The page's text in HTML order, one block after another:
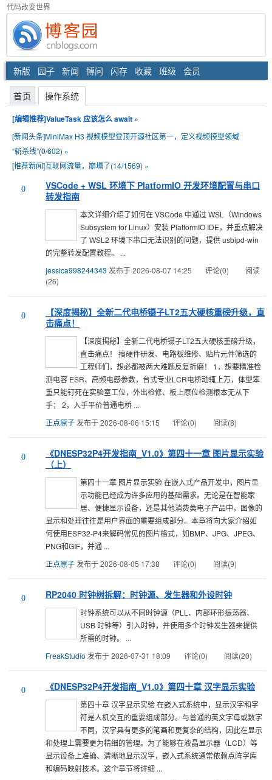
代码改变世界
新版 园子 新闻 博问 闪存 收藏 班级 会员
首页 操作系统
[编辑推荐]ValueTask 应该怎么 await »
[新闻头条]MiniMax H3 视频模型登顶开源社区第一，定义视频模型领域
“斩杀线”(0/602) »
[推荐新闻]互联网流量，崩塌了(14/1569) »
0
VSCode + WSL 环境下 PlatformIO 开发环境配置与串口
转发指南
本文详细介绍了如何在 VSCode 中通过 WSL（Windows
Subsystem for Linux）安装 PlatformIO IDE，并重点解决
了 WSL2 环境下串口无法识别的问题，提供 usbipd-win
的完整转发配置教程。 ...
jessica998244343 发布于 2026-08-07 14:25 评论(0)
阅读
(26)
0
【深度揭秘】全新二代电桥镊子LT2五大硬核重磅升级，直
击痛点！
【深度揭秘】全新二代电桥镊子LT2五大硬核重磅升级，
直击痛点！ 搞硬件研发、电路板维修、贴片元件筛选的
工程师们，想必都被两大难题反复折磨！ 1，想要精准检
测电容 ESR、高频电感参数，台式专业LCR电桥动辄上万，体型笨
重只能钉死在实验室工位，外出检修、板上原位检测根本无从下
手； 2，入手平价普通电桥 ...
正点原子 发布于 2026-08-06 15:15 评论(0) 阅读(8)
0
《DNESP32P4开发指南_V1.0》第四十一章 图片显示实验
（上）
第四十一章 图片显示实验 在嵌入式产品开发中，图片显
示功能已经成为许多应用的基础需求。无论是在智能家
居、便捷显示设备，还是其他消费类电子产品中，图像的
显示和处理往往是用户界面的重要组成部分。本章将向大家介绍如
何使用ESP32-P4来解码常见的图片格式，如BMP、JPG、JPEG、
PNG和GIF，并通 ...
正点原子 发布于 2026-08-05 17:38 评论(0) 阅读(9)
0 RP2040 时钟树拆解：时钟源、发生器和外设时钟
时钟系统可以从不同时钟源（PLL、内部环形振荡器、
USB 时钟等）引入时钟，并使用多个时钟发生器来提供
所需的时钟。 ...
FreakStudio 发布于 2026-07-31 18:09 评论(0) 阅读(20)
0 《DNESP32P4开发指南_V1.0》第四十章 汉字显示实验
第四十章 汉字显示实验 在嵌入式系统中，显示汉字和字
符是人机交互的重要组成部分。与普通的英文字母或数字
不同，汉字具有更多的笔画和更复杂的结构，因此在显示
和处理上需要更为精细的管理。为了能够在液晶显示器（LCD）等
显示设备上准确、清晰地显示汉字，嵌入式系统通常依赖点阵字库
和编码映射技术。这个章节将详细 ...